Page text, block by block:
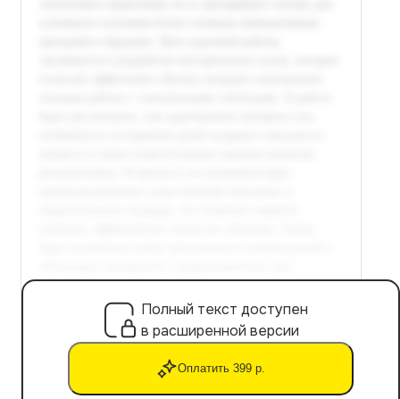
Полный текст доступен
в расширенной версии
Оплатить 399 р.